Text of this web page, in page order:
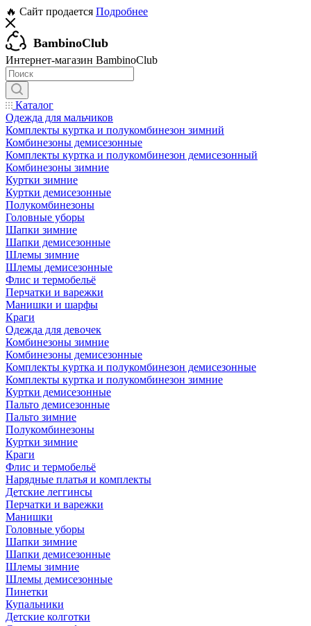
🔥 Сайт продается Подробнее
BambinoClub
Интернет-магазин BambinoClub
Каталог
Одежда для мальчиков
Комплекты куртка и полукомбинезон зимний
Комбинезоны демисезонные
Комплекты куртка и полукомбинезон демисезонный
Комбинезоны зимние
Куртки зимние
Куртки демисезонные
Полукомбинезоны
Головные уборы
Шапки зимние
Шапки демисезонные
Шлемы зимние
Шлемы демисезонные
Флис и термобельё
Перчатки и варежки
Манишки и шарфы
Краги
Одежда для девочек
Комбинезоны зимние
Комбинезоны демисезонные
Комплекты куртка и полукомбинезон демисезонные
Комплекты куртка и полукомбинезон зимние
Куртки демисезонные
Пальто демисезонные
Пальто зимние
Полукомбинезоны
Куртки зимние
Краги
Флис и термобельё
Нарядные платья и комплекты
Детские леггинсы
Перчатки и варежки
Манишки
Головные уборы
Шапки зимние
Шапки демисезонные
Шлемы зимние
Шлемы демисезонные
Пинетки
Купальники
Детские колготки